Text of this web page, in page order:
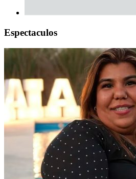
Espectaculos